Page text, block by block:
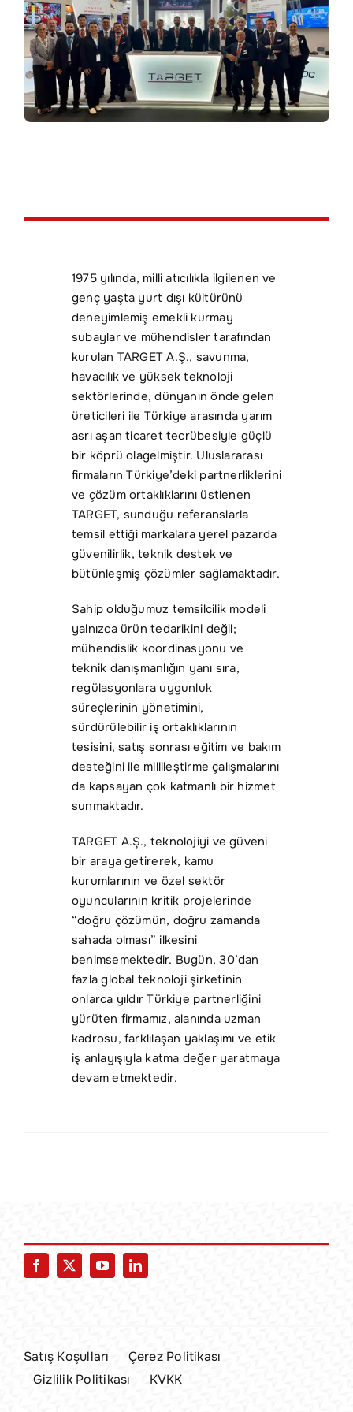
İletişim
EN
1975 yılında, milli atıcılıkla ilgilenen ve
genç yaşta yurt dışı kültürünü
deneyimlemiş emekli kurmay
subaylar ve mühendisler tarafından
kurulan TARGET A.Ş., savunma,
havacılık ve yüksek teknoloji
sektörlerinde, dünyanın önde gelen
üreticileri ile Türkiye arasında yarım
asrı aşan ticaret tecrübesiyle güçlü
bir köprü olagelmiştir. Uluslararası
firmaların Türkiye’deki partnerliklerini
ve çözüm ortaklıklarını üstlenen
TARGET, sunduğu referanslarla
temsil ettiği markalara yerel pazarda
güvenilirlik, teknik destek ve
bütünleşmiş çözümler sağlamaktadır.
Sahip olduğumuz temsilcilik modeli
yalnızca ürün tedarikini değil;
mühendislik koordinasyonu ve
teknik danışmanlığın yanı sıra,
regülasyonlara uygunluk
süreçlerinin yönetimini,
sürdürülebilir iş ortaklıklarının
tesisini, satış sonrası eğitim ve bakım
desteğini ile millileştirme çalışmalarını
da kapsayan çok katmanlı bir hizmet
sunmaktadır.
TARGET A.Ş., teknolojiyi ve güveni
bir araya getirerek, kamu
kurumlarının ve özel sektör
oyuncularının kritik projelerinde
“doğru çözümün, doğru zamanda
sahada olması” ilkesini
benimsemektedir. Bugün, 30’dan
fazla global teknoloji şirketinin
onlarca yıldır Türkiye partnerliğini
yürüten firmamız, alanında uzman
kadrosu, farklılaşan yaklaşımı ve etik
iş anlayışıyla katma değer yaratmaya
devam etmektedir.
Satış Koşulları
Çerez Politikası
Gizlilik Politikası
KVKK